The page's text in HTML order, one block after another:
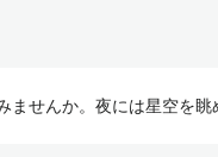
せんか。夜には星空を眺